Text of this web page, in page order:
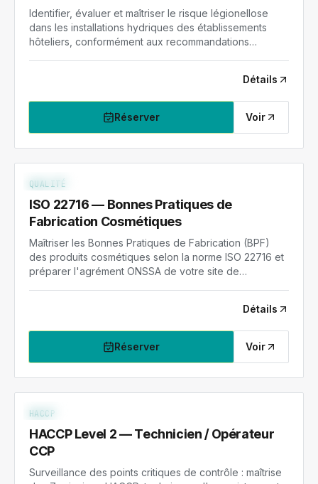
Identifier, évaluer et maîtriser le risque légionellose
dans les installations hydriques des établissements
hôteliers, conformément aux recommandations
Détails
Réserver Voir
ISO-22716
QUALITÉ
ISO 22716 — Bonnes Pratiques de
Fabrication Cosmétiques
Maîtriser les Bonnes Pratiques de Fabrication (BPF)
des produits cosmétiques selon la norme ISO 22716 et
préparer l'agrément ONSSA de votre site de
Détails
Réserver Voir
HACCP-2
HACCP
HACCP Level 2 — Technicien / Opérateur
CCP
Surveillance des points critiques de contrôle : maîtrise